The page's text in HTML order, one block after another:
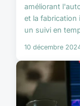
améliorant
et la fabrication
un suivi en
10 décembre